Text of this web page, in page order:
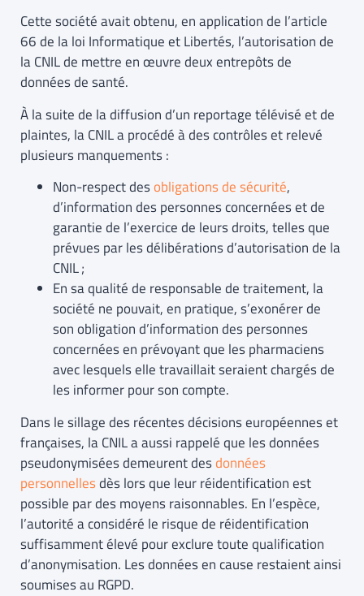
Cette société avait obtenu, en application de l’article
66 de la loi Informatique et Libertés, l’autorisation de
la CNIL de mettre en œuvre deux entrepôts de
données de santé.
À la suite de la diffusion d’un reportage télévisé et de
plaintes, la CNIL a procédé à des contrôles et relevé
plusieurs manquements :
Non-respect desobligations de sécurité,
d’information des personnes concernées et de
garantie de l’exercice de leurs droits, telles que
prévues par les délibérations d’autorisation de la
CNIL ;
En sa qualité de responsable de traitement, la
société ne pouvait, en pratique, s’exonérer de
son obligation d’information des personnes
concernées en prévoyant que les pharmaciens
avec lesquels elle travaillait seraient chargés de
les informer pour son compte.
Dans le sillage des récentes décisions européennes et
françaises, la CNIL a aussi rappelé que les données
pseudonymisées demeurent desdonnées
personnellesdès lors que leur réidentification est
possible par des moyens raisonnables. En l’espèce,
l’autorité a considéré le risque de réidentification
suffisamment élevé pour exclure toute qualification
d’anonymisation. Les données en cause restaient ainsi
soumises au RGPD.